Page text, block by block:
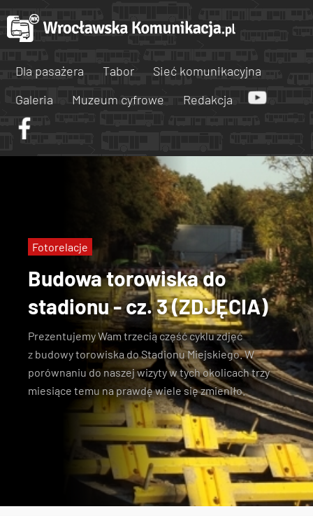
Dla pasażera Tabor
Sieć komunikacyjna
Galeria
Muzeum cyfrowe Redakcja
Budowa torowiska do
stadionu - cz. 3 (ZDJĘCIA)
Prezentujemy Wam trzecią część cyklu zdjęć
z budowy torowiska do Stadionu Miejskiego. W
porównaniu do naszej wizyty w tych okolicach trzy
miesiące temu na prawdę wiele się zmieniło.
Fotorelacje